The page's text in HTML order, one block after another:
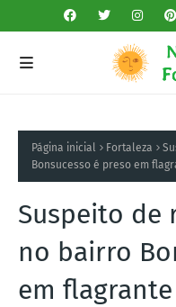
Página inicial Fortaleza
Bonsucesso é preso em
Suspeito de
no bairro
em flagrante